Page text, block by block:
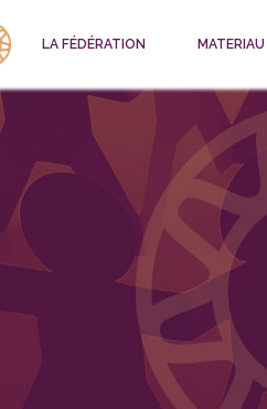
LA FÉDÉRATION